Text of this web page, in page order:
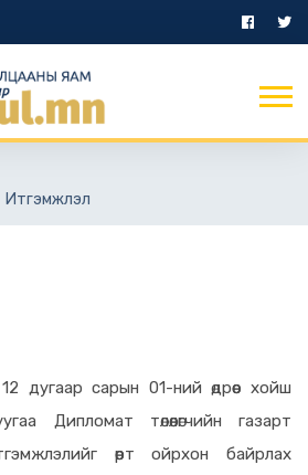
Итгэмжлэл
дугаар сарын 01-ний өдрөөс хойш
Дипломат төлөөлөгчийн газарт
өөрт ойрхон байрлах